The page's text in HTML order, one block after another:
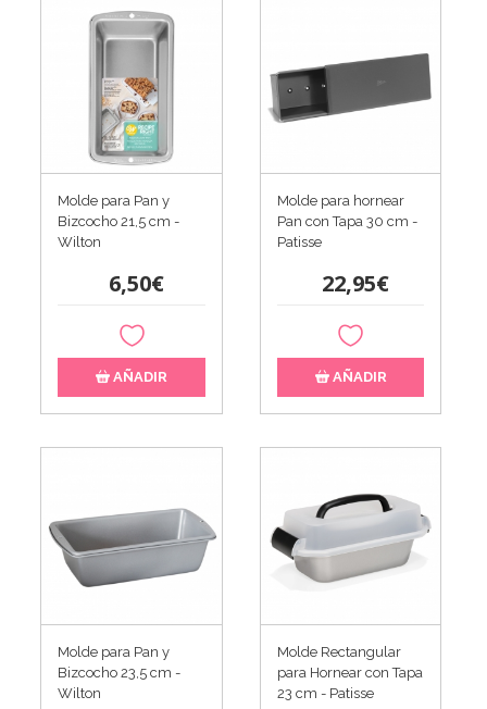
Molde para Pan y
Bizcocho 21,5 cm -
Wilton
6,50€
AÑADIR
Molde para hornear
Pan con Tapa 30 cm -
Patisse
22,95€
AÑADIR
Molde para Pan y
Bizcocho 23,5 cm -
Wilton
Molde Rectangular
para Hornear con Tapa
23 cm - Patisse